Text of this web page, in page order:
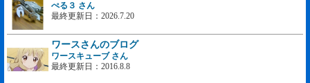
ぺる３ さん
最終更新日：2026.7.20
ワースさんのブログ
ワースキューブ さん
最終更新日：2016.8.8